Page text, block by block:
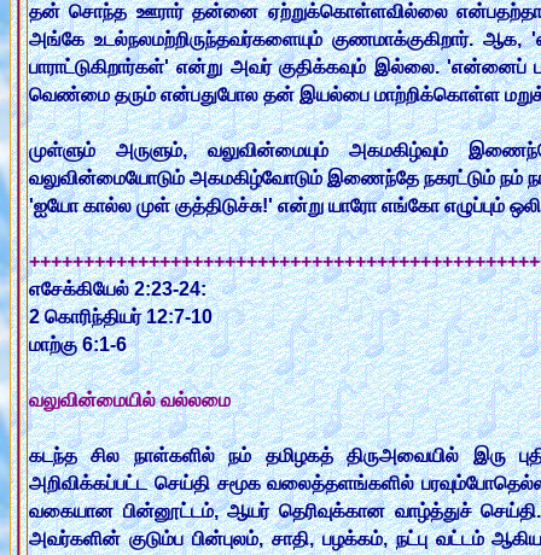
தன் சொந்த ஊரார் தன்னை ஏற்றுக்கொள்ளவில்லை என்பதற்தாக
அங்கே உடல்நலமற்றிருந்தவர்களையும் குணமாக்குகிறார்.
பாராட்டுகிறார்கள்' என்று அவர் குதிக்கவும் இல்லை. 'என்னைப்
வெண்மை தரும் என்பதுபோல தன் இயல்பை மாற்றிக்கொள்ள
முள்ளும் அருளும், வலுவின்மையும் அகமகிழ்வும்
வலுவின்மையோடும் அகமகிழ்வோடும் இணைந்தே நகரட்டும் நம்
'ஐயோ கால்ல முள் குத்திடுச்சு!' என்று யாரோ எங்கோ எழுப்பும்
எசேக்கியேல் 2:23-24:
2 கொரிந்தியர் 12:7-10
மாற்கு 6:1-6
வலுவின்மையில் வல்லமை
கடந்த சில நாள்களில் நம் தமிழகத் திருஅவையில் இரு
அறிவிக்கப்பட்ட செய்தி சமூக வலைத்தளங்களில்
வகையான பின்னூட்டம், ஆயர் தெரிவுக்கான வாழ்த்துச்
அவர்களின் குடும்ப பின்புலம், சாதி, பழக்கம், நட்பு வட்டம்